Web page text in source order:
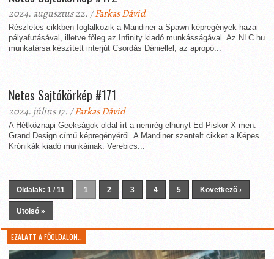
2024. augusztus 22. /Farkas Dávid
Részletes cikkben foglalkozik a Mandiner a Spawn képregények hazai
pályafutásával, illetve főleg az Infinity kiadó munkásságával. Az NLC.hu
munkatársa készített interjút Csordás Dániellel, az apropó...
Netes Sajtókörkép #171
2024. július 17. /Farkas Dávid
A Hétköznapi Geekságok oldal írt a nemrég elhunyt Ed Piskor X-men:
Grand Design című képregényéről. A Mandiner szentelt cikket a Képes
Krónikák kiadó munkáinak. Verebics...
Oldalak: 1 / 11 1 2 3 4 5 Következõ ›
Utolsó »
EZALATT A FŐOLDALON…